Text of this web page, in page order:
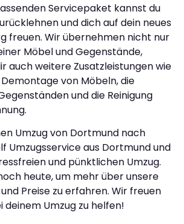
Servicepaket kannst du
und dich auf dein neues
freuen. Wir übernehmen nicht nur
Möbel und Gegenstände,
auch weitere Zusatzleistungen wie
von Möbeln, die
und die Reinigung
Umzug von Dortmund nach
Umzugsservice aus Dortmund und
und pünktlichen Umzug.
heute, um mehr über unsere
Preise zu erfahren. Wir freuen
deinem Umzug zu helfen!